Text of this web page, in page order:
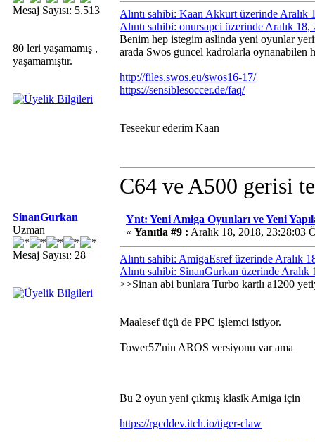
Mesaj Sayısı: 5.513
80 leri yaşamamış ,
yaşamamıştır.
Alıntı sahibi: Kaan Akkurt üzerinde Aralık
Alıntı sahibi: onursapci üzerinde Aralık
Benim hep istegim aslinda yeni oyunlar
arada Swos guncel kadrolarla
http://files.swos.eu/swos16-17/
https://sensiblesoccer.de/faq/
Teseekur ederim Kaan
C64 ve A500 gerisi
SinanGurkan
Uzman
Mesaj Sayısı: 28
Ynt: Yeni Amiga Oyunları ve Yeni
« Yanıtla #9 : Aralık 18, 2018, 23:28:03
Alıntı sahibi: AmigaEsref üzerinde Aralık
Alıntı sahibi: SinanGurkan üzerinde
>>Sinan abi bunlara Turbo kartlı a1200
Maalesef üçü de PPC işlemci istiyor.
Tower57'nin AROS versiyonu var ama
Bu 2 oyun yeni çıkmış klasik Amiga için
https://rgcddev.itch.io/tiger-claw